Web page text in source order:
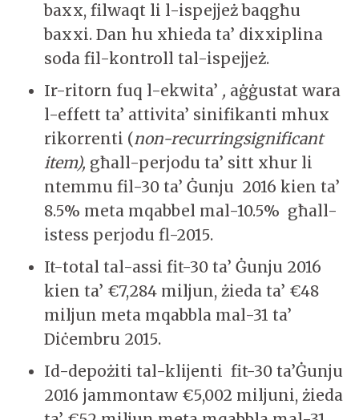
baxx, filwaqt li l-ispejjeż baqgħu
baxxi. Dan hu xhieda ta’ dixxiplina
soda fil-kontroll tal-ispejjeż.
Ir-ritorn fuq l-ekwita’ , aġġustat wara
l-effett ta’ attivita’ sinifikanti mhux
rikorrenti (non-recurringsignificant
item), għall-perjodu ta’ sitt xhur li
ntemmu fil-30 ta’ Ġunju 2016 kien ta’
8.5% meta mqabbel mal-10.5% għall-
istess perjodu fl-2015.
It-total tal-assi fit-30 ta’ Ġunju 2016
kien ta’ €7,284 miljun, żieda ta’ €48
miljun meta mqabbla mal-31 ta’
Diċembru 2015.
Id-depożiti tal-klijenti fit-30 ta’Ġunju
2016 jammontaw €5,002 miljuni, żieda